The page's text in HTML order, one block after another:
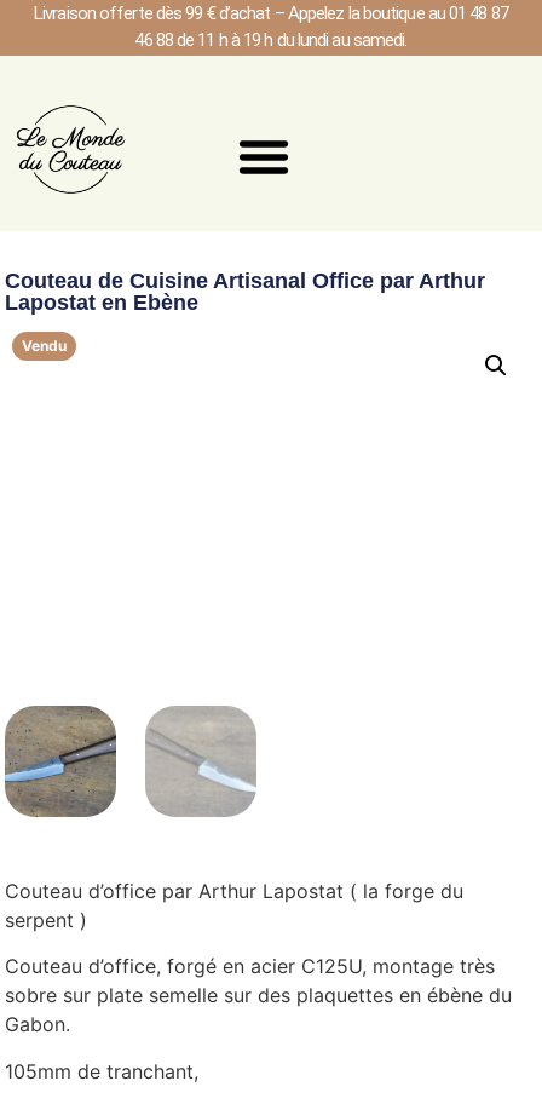
Livraison offerte dès 99 € d’achat – Appelez la boutique au 01 48 87
46 88 de 11 h à 19 h du lundi au samedi.
Couteau de Cuisine Artisanal Office par Arthur
Lapostat en Ebène
Vendu
Couteau d’office par Arthur Lapostat ( la forge du
serpent )
Couteau d’office, forgé en acier C125U, montage très
sobre sur plate semelle sur des plaquettes en ébène du
Gabon.
105mm de tranchant,